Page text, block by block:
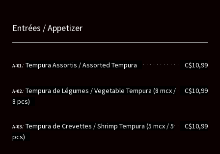
Entrées / Appetizer
A-01. C$10,99
Tempura Assortis / Assorted Tempura
A-02. C$10,99
Tempura de Légumes / Vegetable Tempura (8 mcx /
8 pcs)
A-03. C$10,99
Tempura de Crevettes / Shrimp Tempura (5 mcx / 5
pcs)